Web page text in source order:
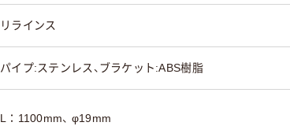
リラインス
パイプ:ステンレス、ブラケット:ABS樹脂
L：1100mm、 φ19mm